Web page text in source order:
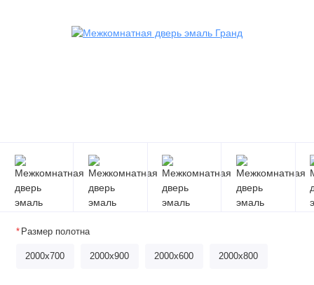
Размер полотна
2000x700 2000x900 2000x600 2000х800